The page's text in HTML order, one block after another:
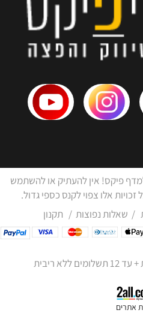
פיקס! אין להעתיק או להשתמש
אלו צפוי לקנס כספי גדול.
/ שאלות נפוצות / תקנון
ריבית
אתרים